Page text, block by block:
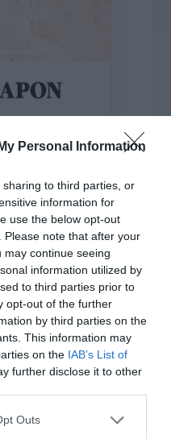
Personal Information
to third parties, or
information for
use the below opt-out
note that after your
continue seeing
information utilized by
to third parties prior to
opt-out of the further
by third parties on the
This information may
on the IAB’s List of
further disclose it to other
uses one or more Google
Outs
μας
ιστορίες,
και ένας
ΣΟΥ →
παραλογισμός